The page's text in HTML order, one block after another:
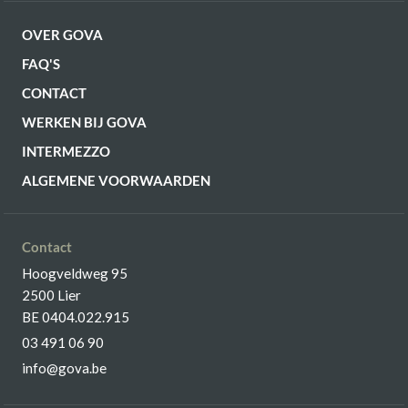
OVER GOVA
FAQ'S
CONTACT
WERKEN BIJ GOVA
INTERMEZZO
ALGEMENE VOORWAARDEN
Contact
Hoogveldweg 95
2500 Lier
BE 0404.022.915
03 491 06 90
info@gova.be